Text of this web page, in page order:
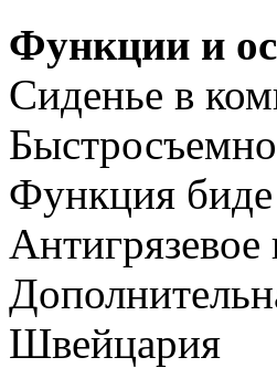
Функции и
Сиденье в
Функция биде
Швейцария